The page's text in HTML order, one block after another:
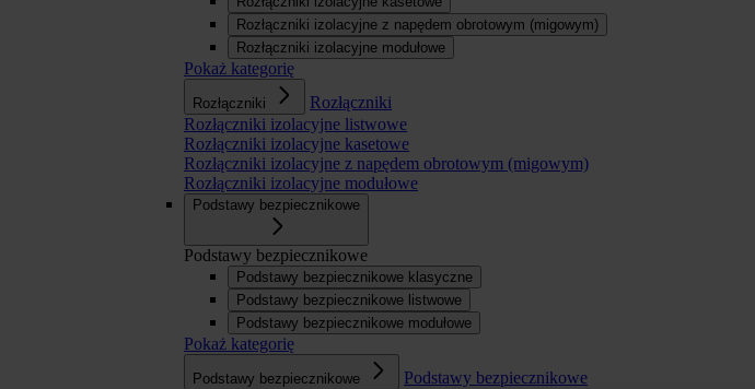
Rozłączniki izolacyjne z napędem obrotowym (migowym)
Rozłączniki izolacyjne modułowe
Pokaż kategorię
Rozłączniki
Rozłączniki
Rozłączniki izolacyjne listwowe
Rozłączniki izolacyjne kasetowe
Rozłączniki izolacyjne z napędem obrotowym (migowym)
Rozłączniki izolacyjne modułowe
Podstawy bezpiecznikowe
Podstawy bezpiecznikowe
Podstawy bezpiecznikowe klasyczne
Podstawy bezpiecznikowe listwowe
Podstawy bezpiecznikowe modułowe
Pokaż kategorię
Podstawy bezpiecznikowe
Podstawy bezpiecznikowe